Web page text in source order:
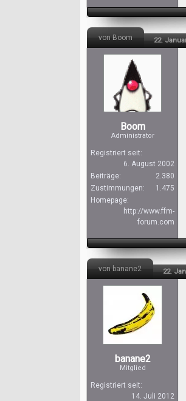
von Boom 22.
Boom
Administrator
Registriert seit:
6. August 2002
Beiträge:
2.380
Zustimmungen:
1.475
Homepage:
http://www.ffm-
forum.com
von banane2 22.
banane2
Mitglied
Registriert seit:
14. Juli 2012